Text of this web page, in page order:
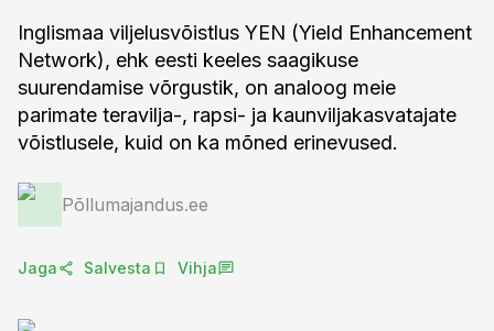
Inglismaa viljelusvõistlus YEN (Yield Enhancement
Network), ehk eesti keeles saagikuse
suurendamise võrgustik, on analoog meie
parimate teravilja-, rapsi- ja kaunviljakasvatajate
võistlusele, kuid on ka mõned erinevused.
Põllumajandus.ee
Jaga Salvesta Vihja